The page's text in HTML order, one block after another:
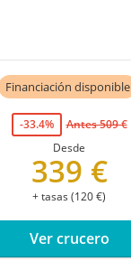
Financiación disponible
-33.4%
Antes 509 €
Desde
339 €
+ tasas (120 €)
Ver crucero